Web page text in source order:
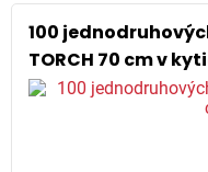
100
TORCH 70 cm v